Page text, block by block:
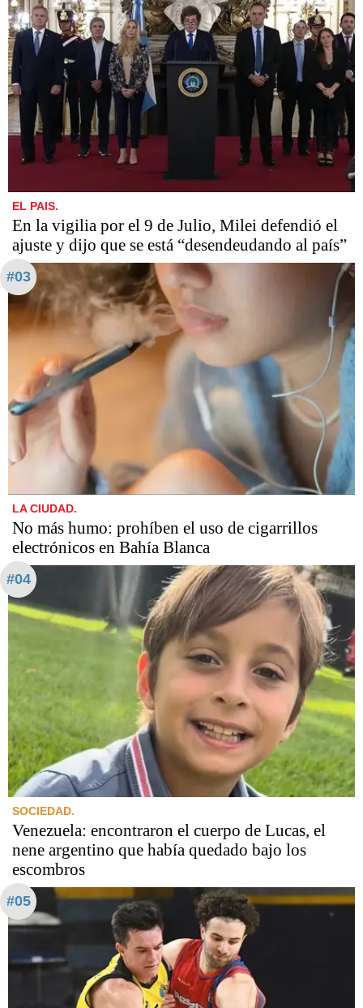
EL PAIS.
En la vigilia por el 9 de Julio, Milei defendió el
ajuste y dijo que se está “desendeudando al país”
#03
LA CIUDAD.
No más humo: prohíben el uso de cigarrillos
electrónicos en Bahía Blanca
#04
SOCIEDAD.
Venezuela: encontraron el cuerpo de Lucas, el
nene argentino que había quedado bajo los
escombros
#05